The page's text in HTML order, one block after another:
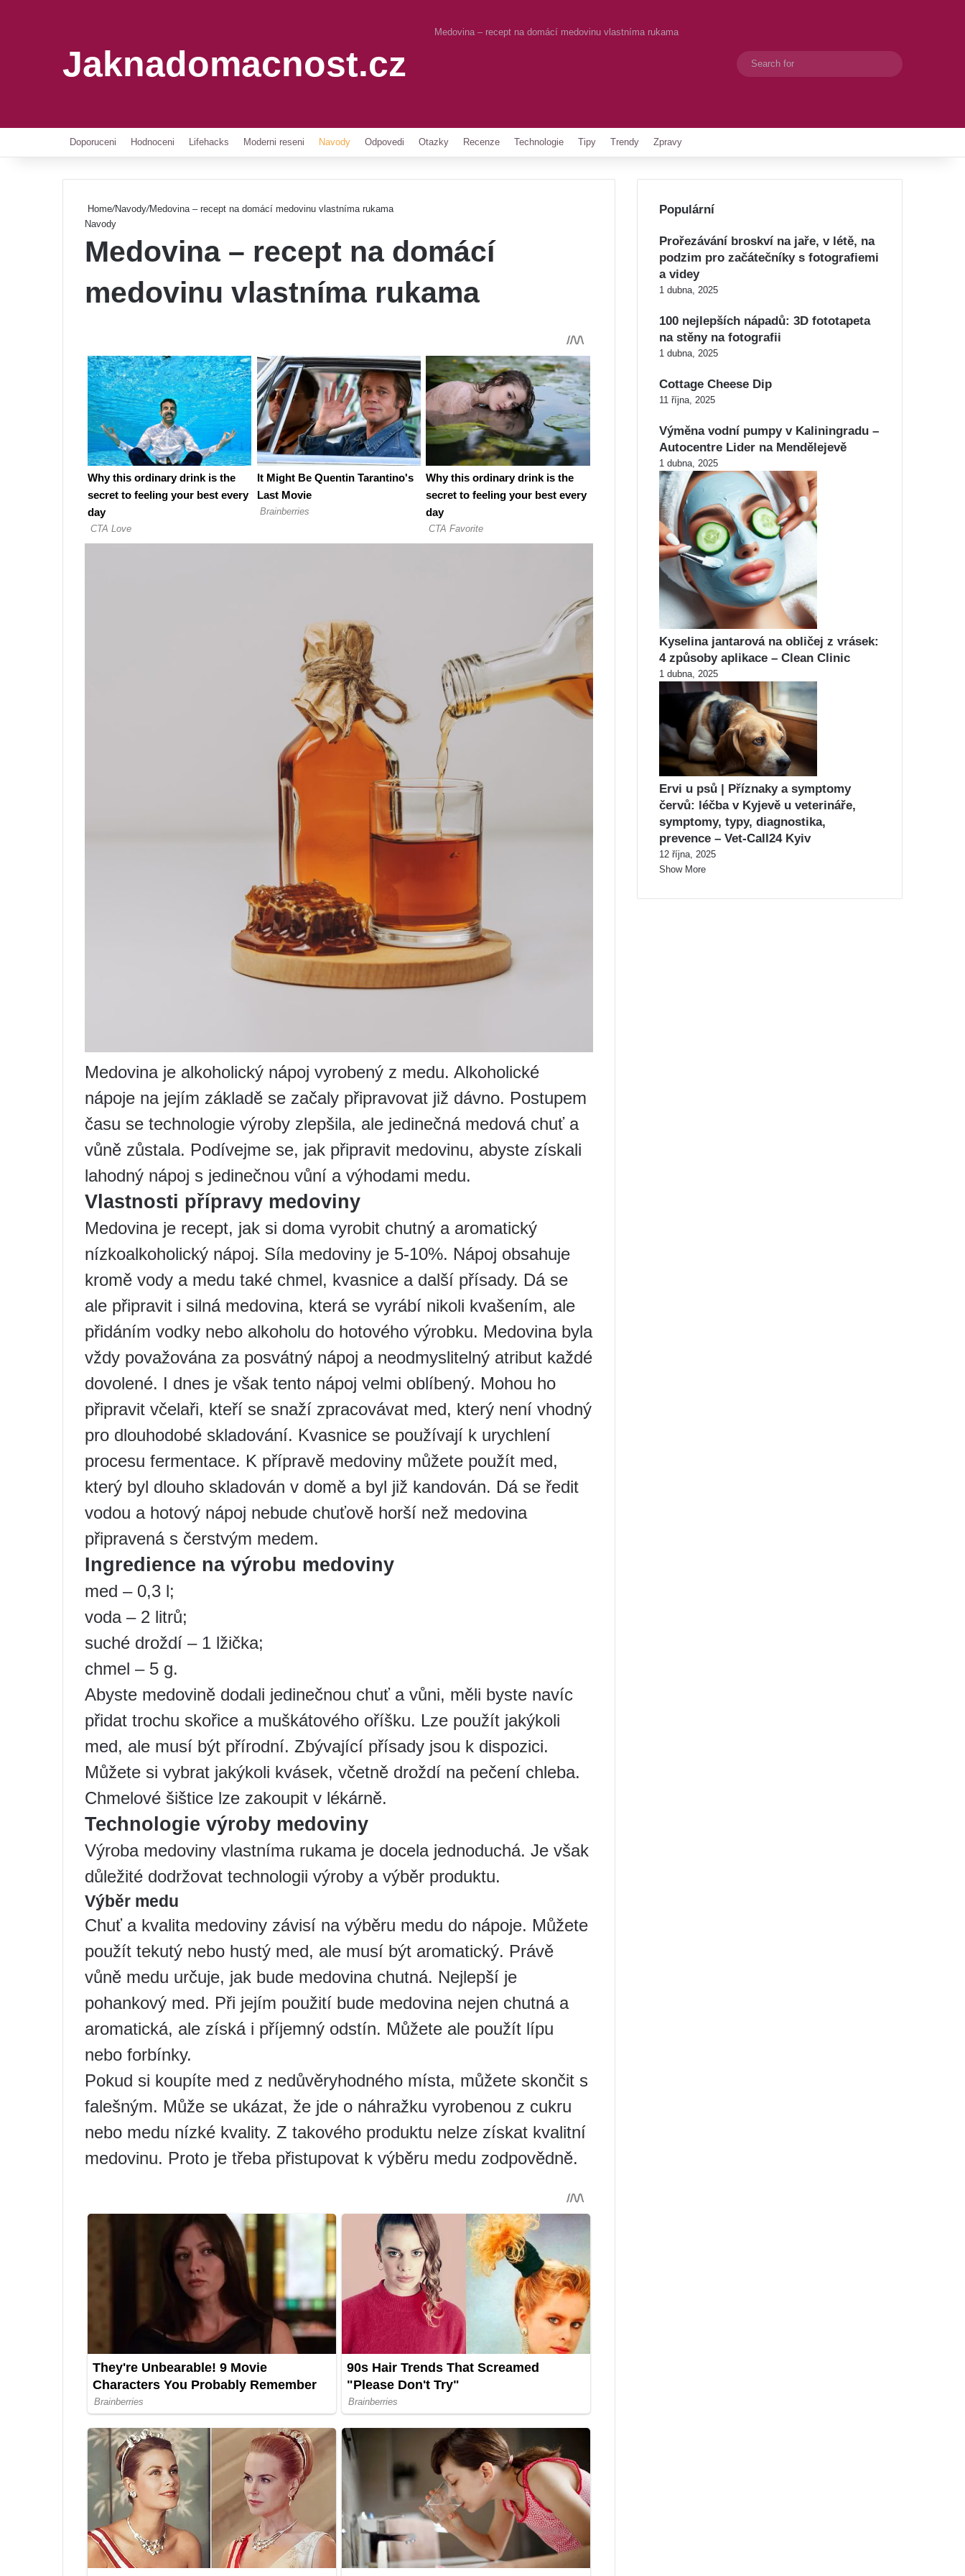
Jaknadomacnost.cz
Medovina – recept na domácí medovinu vlastníma rukama
Switch skin
Doporuceni Hodnoceni Lifehacks Moderni reseni Navody Odpovedi Otazky Recenze Technologie Tipy Trendy Zpravy
Home/Navody/Medovina – recept na domácí medovinu vlastníma rukama
Navody
Medovina – recept na domácí
medovinu vlastníma rukama
Medovina je alkoholický nápoj vyrobený z medu. Alkoholické
nápoje na jejím základě se začaly připravovat již dávno. Postupem
času se technologie výroby zlepšila, ale jedinečná medová chuť a
vůně zůstala. Podívejme se, jak připravit medovinu, abyste získali
lahodný nápoj s jedinečnou vůní a výhodami medu.
Vlastnosti přípravy medoviny
Medovina je recept, jak si doma vyrobit chutný a aromatický
nízkoalkoholický nápoj. Síla medoviny je 5-10%. Nápoj obsahuje
kromě vody a medu také chmel, kvasnice a další přísady. Dá se
ale připravit i silná medovina, která se vyrábí nikoli kvašením, ale
přidáním vodky nebo alkoholu do hotového výrobku. Medovina byla
vždy považována za posvátný nápoj a neodmyslitelný atribut každé
dovolené. I dnes je však tento nápoj velmi oblíbený. Mohou ho
připravit včelaři, kteří se snaží zpracovávat med, který není vhodný
pro dlouhodobé skladování. Kvasnice se používají k urychlení
procesu fermentace. K přípravě medoviny můžete použít med,
který byl dlouho skladován v domě a byl již kandován. Dá se ředit
vodou a hotový nápoj nebude chuťově horší než medovina
připravená s čerstvým medem.
Ingredience na výrobu medoviny
med – 0,3 l;
voda – 2 litrů;
suché droždí – 1 lžička;
chmel – 5 g.
Abyste medovině dodali jedinečnou chuť a vůni, měli byste navíc
přidat trochu skořice a muškátového oříšku. Lze použít jakýkoli
med, ale musí být přírodní. Zbývající přísady jsou k dispozici.
Můžete si vybrat jakýkoli kvásek, včetně droždí na pečení chleba.
Chmelové šištice lze zakoupit v lékárně.
Technologie výroby medoviny
Výroba medoviny vlastníma rukama je docela jednoduchá. Je však
důležité dodržovat technologii výroby a výběr produktu.
Výběr medu
Chuť a kvalita medoviny závisí na výběru medu do nápoje. Můžete
použít tekutý nebo hustý med, ale musí být aromatický. Právě
vůně medu určuje, jak bude medovina chutná. Nejlepší je
pohankový med. Při jejím použití bude medovina nejen chutná a
aromatická, ale získá i příjemný odstín. Můžete ale použít lípu
nebo forbínky.
Pokud si koupíte med z nedůvěryhodného místa, můžete skončit s
falešným. Může se ukázat, že jde o náhražku vyrobenou z cukru
nebo medu nízké kvality. Z takového produktu nelze získat kvalitní
medovinu. Proto je třeba přistupovat k výběru medu zodpovědně.
Populární
Prořezávání broskví na jaře, v létě, na
podzim pro začátečníky s fotografiemi
a videy
1 dubna, 2025
100 nejlepších nápadů: 3D fototapeta
na stěny na fotografii
1 dubna, 2025
Cottage Cheese Dip
11 října, 2025
Výměna vodní pumpy v Kaliningradu –
Autocentre Lider na Mendělejevě
1 dubna, 2025
Kyselina jantarová na obličej z vrásek:
4 způsoby aplikace – Clean Clinic
1 dubna, 2025
Ervi u psů | Příznaky a symptomy
červů: léčba v Kyjevě u veterináře,
symptomy, typy, diagnostika,
prevence – Vet-Call24 Kyiv
12 října, 2025
Show More